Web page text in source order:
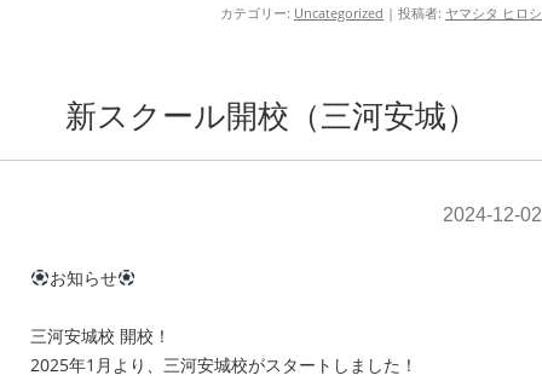
カテゴリー: Uncategorized | 投稿者: ヤマシタ ヒロシ
新スクール開校（三河安城）
2024-12-02
お知らせ
三河安城校 開校！
2025年1月より、三河安城校がスタートしました！